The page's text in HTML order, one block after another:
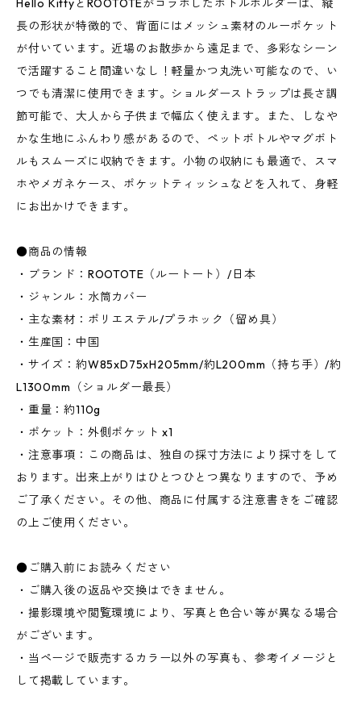
Hello KittyとROOTOTEがコラボしたボトルホルダーは、縦
長の形状が特徴的で、背面にはメッシュ素材のルーポケット
が付いています。近場のお散歩から遠足まで、多彩なシーン
で活躍すること間違いなし！軽量かつ丸洗い可能なので、い
つでも清潔に使用できます。ショルダーストラップは長さ調
節可能で、大人から子供まで幅広く使えます。また、しなや
かな生地にふんわり感があるので、ペットボトルやマグボト
ルもスムーズに収納できます。小物の収納にも最適で、スマ
ホやメガネケース、ポケットティッシュなどを入れて、身軽
にお出かけできます。
●商品の情報
・ブランド：ROOTOTE（ルートート）/日本
・ジャンル：水筒カバー
・主な素材：ポリエステル/プラホック（留め具）
・生産国：中国
・サイズ：約W85xD75xH205mm/約L200mm（持ち手）/約
L1300mm（ショルダー最長）
・重量：約110g
・ポケット：外側ポケット x1
・注意事項：この商品は、独自の採寸方法により採寸をして
おります。出来上がりはひとつひとつ異なりますので、予め
ご了承ください。その他、商品に付属する注意書きをご確認
の上ご使用ください。
●ご購入前にお読みください
・ご購入後の返品や交換はできません。
・撮影環境や閲覧環境により、写真と色合い等が異なる場合
がございます。
・当ページで販売するカラー以外の写真も、参考イメージと
して掲載しています。